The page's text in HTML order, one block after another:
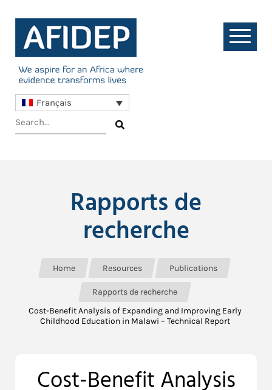
Français
Rapports de
recherche
Home Resources Publications
Rapports de recherche
Cost-Benefit Analysis of Expanding and Improving Early
Childhood Education in Malawi – Technical Report
Cost-Benefit Analysis